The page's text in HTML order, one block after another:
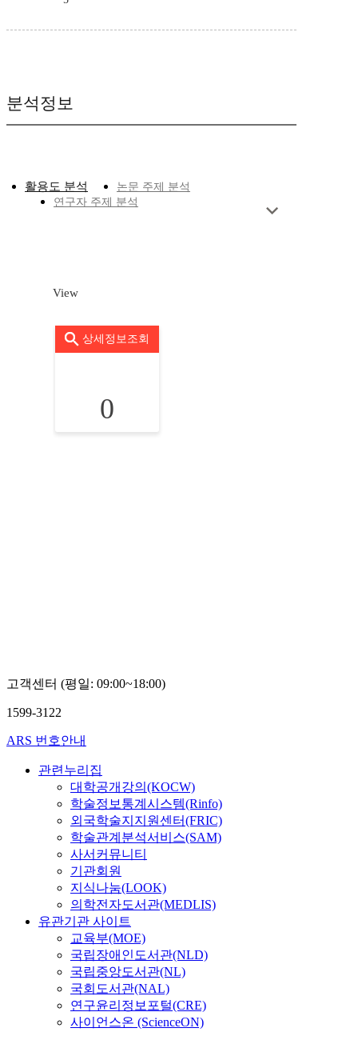
분석정보
활용도 분석
논문 주제 분석
연구자 주제 분석
View
상세정보조회
0
고객센터 (평일: 09:00~18:00)
1599-3122
ARS 번호안내
관련누리집
대학공개강의(KOCW)
학술정보통계시스템(Rinfo)
외국학술지지원센터(FRIC)
학술관계분석서비스(SAM)
사서커뮤니티
기관회원
지식나눔(LOOK)
의학전자도서관(MEDLIS)
유관기관 사이트
교육부(MOE)
국립장애인도서관(NLD)
국립중앙도서관(NL)
국회도서관(NAL)
연구윤리정보포털(CRE)
사이언스온 (ScienceON)